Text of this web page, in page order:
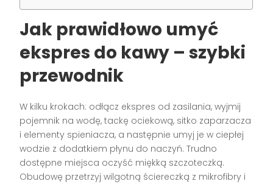
Jak prawidłowo umyć
ekspres do kawy – szybki
przewodnik
W kilku krokach: odłącz ekspres od zasilania, wyjmij
pojemnik na wodę, tackę ociekową, sitko zaparzacza
i elementy spieniacza, a następnie umyj je w ciepłej
wodzie z dodatkiem płynu do naczyń. Trudno
dostępne miejsca oczyść miękką szczoteczką.
Obudowę przetrzyj wilgotną ściereczką z mikrofibry i